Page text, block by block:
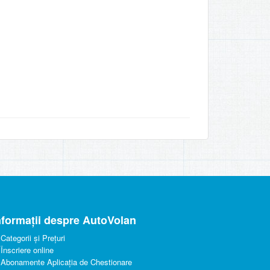
despre AutoVolan
Categorii și Prețuri
Înscriere online
Abonamente Aplicația de Chestionare